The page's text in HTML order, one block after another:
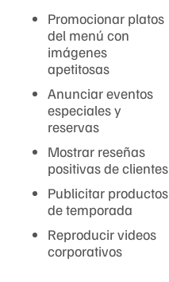
Promocionar platos
del menú con
imágenes
apetitosas
Anunciar eventos
especiales y
reservas
Mostrar reseñas
positivas de clientes
Publicitar productos
de temporada
Reproducir videos
corporativos